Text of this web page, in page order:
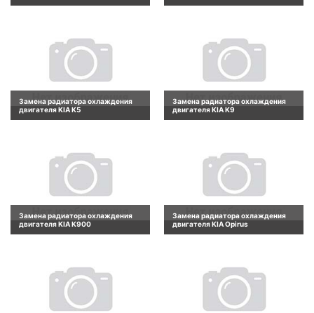
Замена радиатора охлаждения
двигателя KIA K5
Замена радиатора охлаждения
двигателя KIA K9
Замена радиатора охлаждения
двигателя KIA K900
Замена радиатора охлаждения
двигателя KIA Opirus